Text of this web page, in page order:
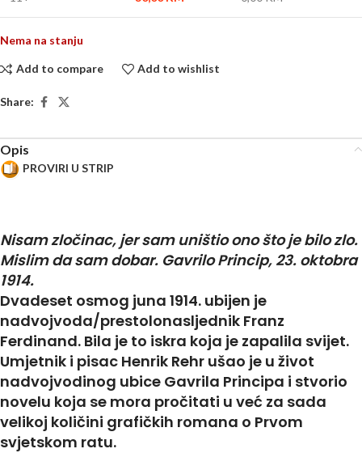
Nema na stanju
Add to compare Add to wishlist
Share:
Opis
PROVIRI U STRIP
Nisam zločinac, jer sam uništio ono što je bilo zlo.
Mislim da sam dobar. Gavrilo Princip, 23. oktobra
1914.
Dvadeset osmog juna 1914. ubijen je
nadvojvoda/prestolonasljednik Franz
Ferdinand. Bila je to iskra koja je zapalila svijet.
Umjetnik i pisac Henrik Rehr ušao je u život
nadvojvodinog ubice Gavrila Principa i stvorio
novelu koja se mora pročitati u već za sada
velikoj količini grafičkih romana o Prvom
svjetskom ratu.